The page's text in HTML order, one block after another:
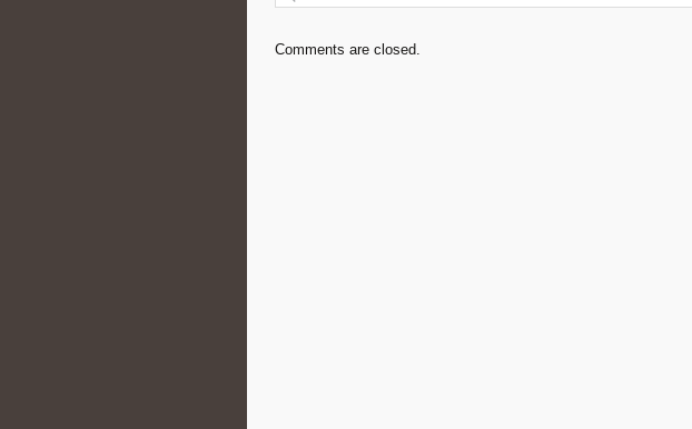
Comments are closed.